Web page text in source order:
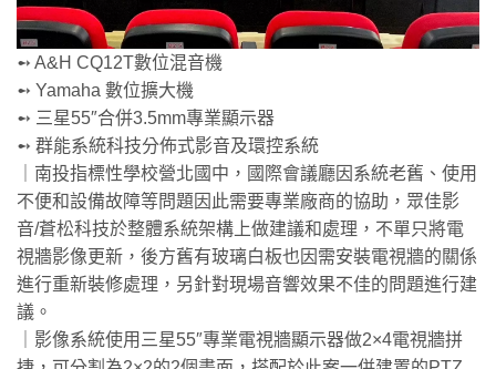
➻ A&H CQ12T數位混音機
➻ Yamaha 數位擴大機
➻ 三星55″合併3.5mm專業顯示器
➻ 群能系統科技分佈式影音及環控系統
｜南投指標性學校營北國中，國際會議廳因系統老舊、使用
不便和設備故障等問題因此需要專業廠商的協助，眾佳影
音/蒼松科技於整體系統架構上做建議和處理，不單只將電
視牆影像更新，後方舊有玻璃白板也因需安裝電視牆的關係
進行重新裝修處理，另針對現場音響效果不佳的問題進行建
議。
｜影像系統使用三星55″專業電視牆顯示器做2×4電視牆拼